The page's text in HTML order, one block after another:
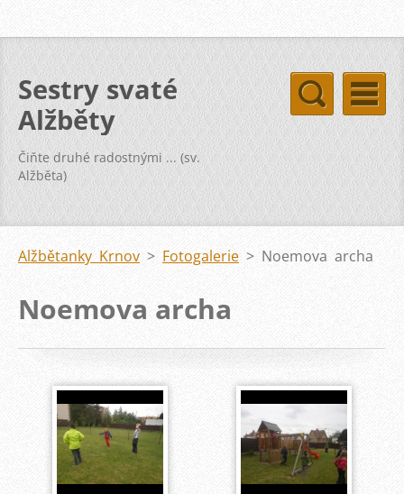
Sestry svaté
Alžběty
Čiňte druhé radostnými ... (sv.
Alžběta)
Alžbětanky Krnov > Fotogalerie > Noemova archa
Noemova archa